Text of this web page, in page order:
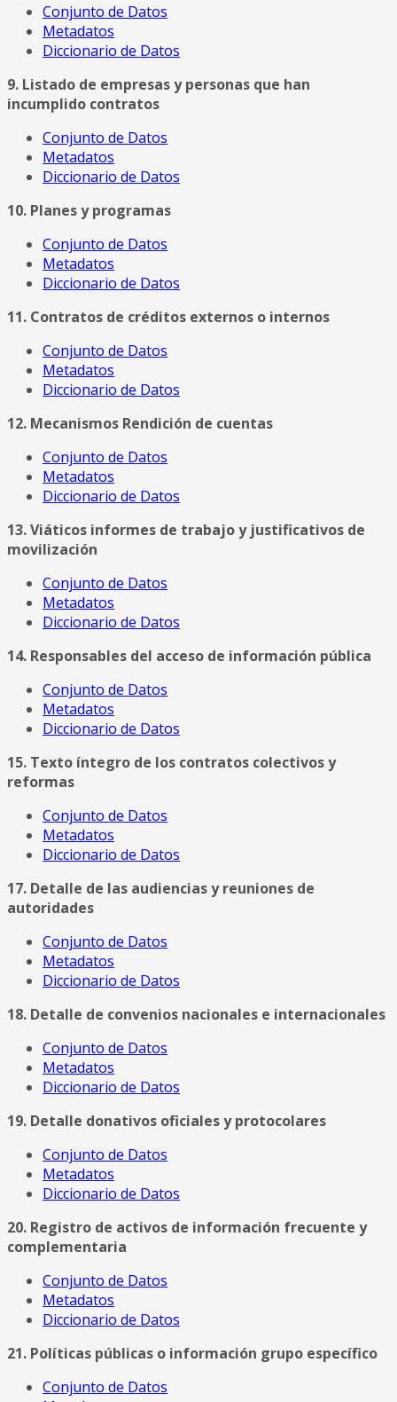
Conjunto de Datos
Metadatos
Diccionario de Datos
9. Listado de empresas y personas que han
incumplido contratos
Conjunto de Datos
Metadatos
Diccionario de Datos
10. Planes y programas
Conjunto de Datos
Metadatos
Diccionario de Datos
11. Contratos de créditos externos o internos
Conjunto de Datos
Metadatos
Diccionario de Datos
12. Mecanismos Rendición de cuentas
Conjunto de Datos
Metadatos
Diccionario de Datos
13. Viáticos informes de trabajo y justificativos de
movilización
Conjunto de Datos
Metadatos
Diccionario de Datos
14. Responsables del acceso de información pública
Conjunto de Datos
Metadatos
Diccionario de Datos
15. Texto íntegro de los contratos colectivos y
reformas
Conjunto de Datos
Metadatos
Diccionario de Datos
17. Detalle de las audiencias y reuniones de
autoridades
Conjunto de Datos
Metadatos
Diccionario de Datos
18. Detalle de convenios nacionales e internacionales
Conjunto de Datos
Metadatos
Diccionario de Datos
19. Detalle donativos oficiales y protocolares
Conjunto de Datos
Metadatos
Diccionario de Datos
20. Registro de activos de información frecuente y
complementaria
Conjunto de Datos
Metadatos
Diccionario de Datos
21. Políticas públicas o información grupo específico
Conjunto de Datos